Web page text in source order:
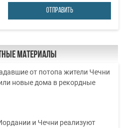
ОТПРАВИТЬ
материалы
от потопа жители Чечни
новые дома в рекордные
и Чечни реализуют